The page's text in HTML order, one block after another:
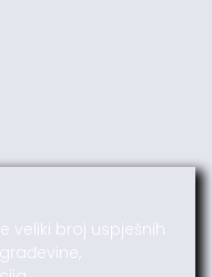
veliki broj uspješnih